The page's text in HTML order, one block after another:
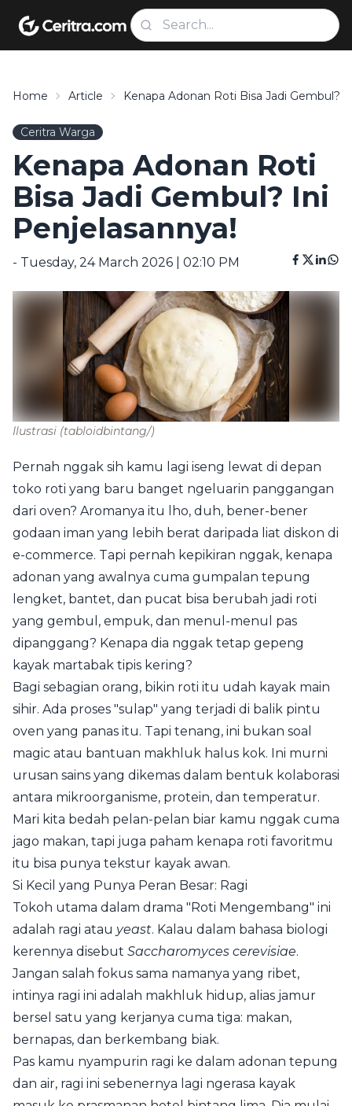
Home Article Kenapa Adonan Roti Bisa Jadi Gembul?
Ceritra Warga
Kenapa Adonan Roti
Bisa Jadi Gembul? Ini
Penjelasannya!
- Tuesday, 24 March 2026 | 02:10 PM
Ilustrasi (tabloidbintang/)
Pernah nggak sih kamu lagi iseng lewat di depan
toko roti yang baru banget ngeluarin panggangan
dari oven? Aromanya itu lho, duh, bener-bener
godaan iman yang lebih berat daripada liat diskon di
e-commerce. Tapi pernah kepikiran nggak, kenapa
adonan yang awalnya cuma gumpalan tepung
lengket, bantet, dan pucat bisa berubah jadi roti
yang gembul, empuk, dan menul-menul pas
dipanggang? Kenapa dia nggak tetap gepeng
kayak martabak tipis kering?
Bagi sebagian orang, bikin roti itu udah kayak main
sihir. Ada proses "sulap" yang terjadi di balik pintu
oven yang panas itu. Tapi tenang, ini bukan soal
magic atau bantuan makhluk halus kok. Ini murni
urusan sains yang dikemas dalam bentuk kolaborasi
antara mikroorganisme, protein, dan temperatur.
Mari kita bedah pelan-pelan biar kamu nggak cuma
jago makan, tapi juga paham kenapa roti favoritmu
itu bisa punya tekstur kayak awan.
Si Kecil yang Punya Peran Besar: Ragi
Tokoh utama dalam drama "Roti Mengembang" ini
adalah ragi atau yeast. Kalau dalam bahasa biologi
kerennya disebut Saccharomyces cerevisiae.
Jangan salah fokus sama namanya yang ribet,
intinya ragi ini adalah makhluk hidup, alias jamur
bersel satu yang kerjanya cuma tiga: makan,
bernapas, dan berkembang biak.
Pas kamu nyampurin ragi ke dalam adonan tepung
dan air, ragi ini sebenernya lagi ngerasa kayak